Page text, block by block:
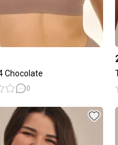
Chocolate
0